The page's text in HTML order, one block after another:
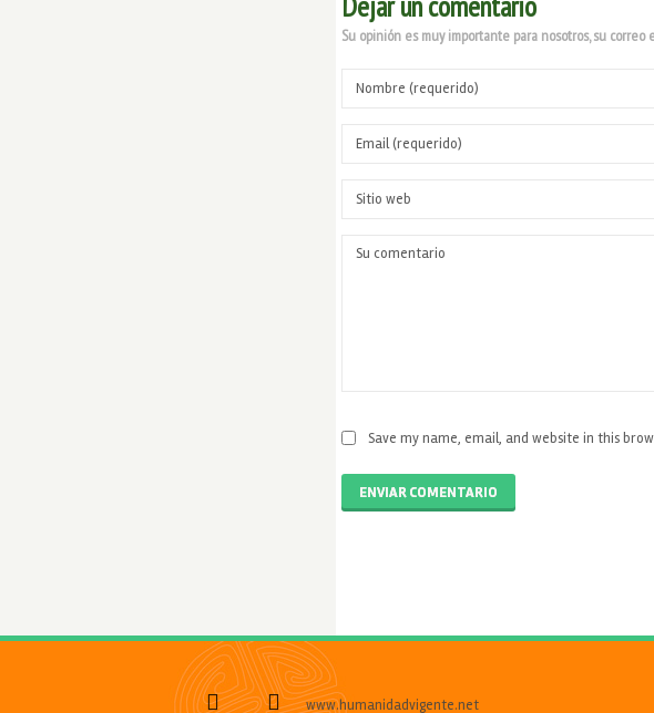
Su opinión es muy importante para nosotros, su
Save my name, email, and website in this
ENVIAR COMENTARIO
www.humanidadvigente.net